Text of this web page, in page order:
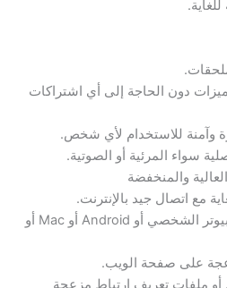
دون الحاجة إلى أي اشتراكات
وآمنة للاستخدام لأي شخص.
سواء المرئية أو الصوتية.
والمنخفضة
مع اتصال جيد بالإنترنت.
يعمل عبر أي جهاز، مثل الكمبيوتر الشخصي أو Android أو Mac أو
على صفحة الويب.
أو ملفات تعريف ارتباط مزعجة